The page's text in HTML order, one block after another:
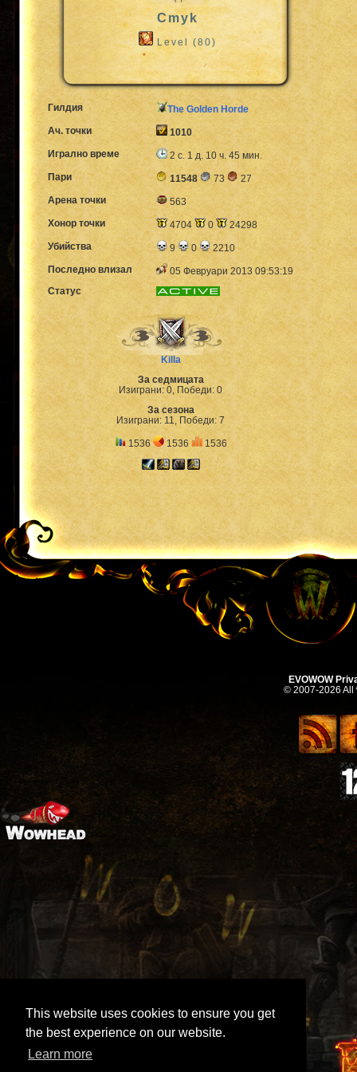
This website uses cookies to ensure you get
the best experience on our website.
Learn more
Cmyk
Level (80)
Гилдия
The Golden Horde
Ач. точки
1010
Игрално време
2 с. 1 д. 10 ч. 45 мин.
Пари
11548 73
27
Арена точки
563
Хонор точки
4704 0
24298
Убийства
9 0
2210
Последно влизал
05 Февруари 2013 09:53:19
Статус
Killa
За седмицата
Изиграни: 0, Победи: 0
За сезона
Изиграни: 11, Победи: 7
1536 1536 1536
EVOWOW
© 2007-2026 All